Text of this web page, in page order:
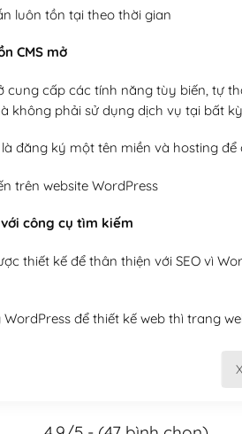
luôn tồn tại theo thời gian
CMS mở
cung cấp các tính năng tùy biến, tự
không phải sử dụng dịch vụ tại bất
đăng ký một tên miền và hosting để
trên website WordPress
công cụ tìm kiếm
thiết kế để thân thiện với SEO vì
WordPress để thiết kế web thì trang
cụ tìm kiếm